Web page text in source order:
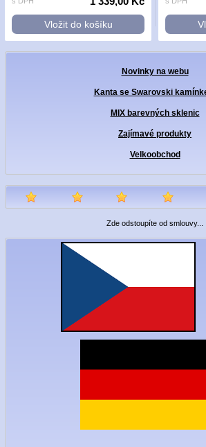
Novinky na webu
Kanta se Swarovski
MIX barevných sklenic
Zajímavé produkty
Velkoobchod
Zde odstoupíte od smlouvy...
Vložit do košíku